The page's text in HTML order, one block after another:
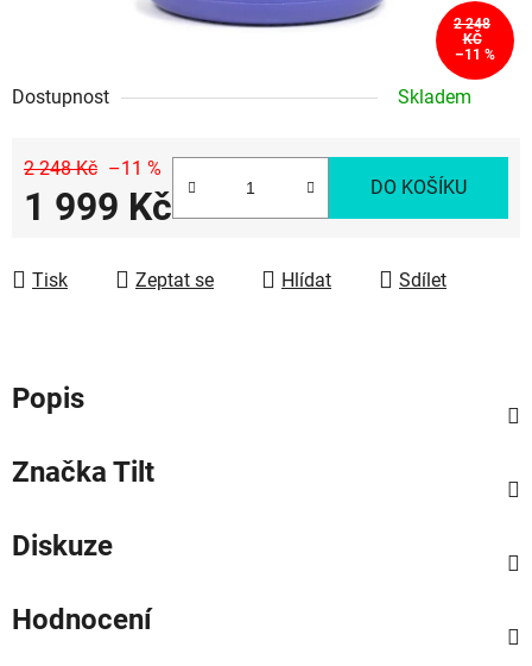
Dostupnost Skladem
2 248 Kč –11 %
1 999 Kč DO KOŠÍKU
Tisk Zeptat se Hlídat Sdílet
2 248
KČ
–11 %
Popis
Značka Tilt
Diskuze
Hodnocení